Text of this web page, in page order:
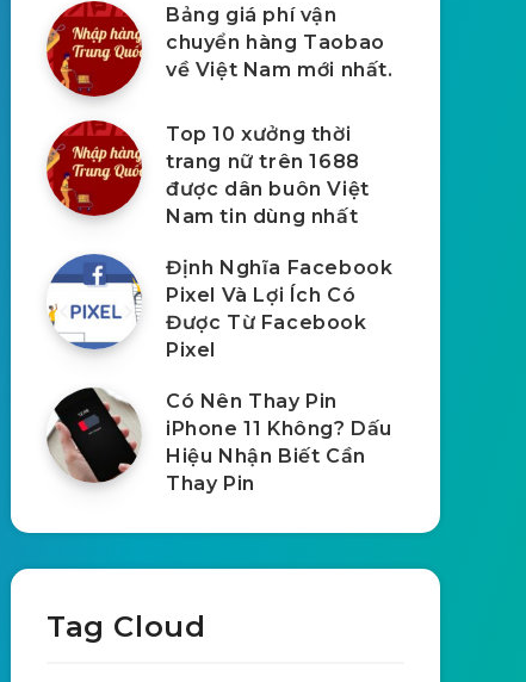
Bảng giá phí vận
chuyển hàng Taobao
về Việt Nam mới nhất.
Top 10 xưởng thời
trang nữ trên 1688
được dân buôn Việt
Nam tin dùng nhất
Định Nghĩa Facebook
Pixel Và Lợi Ích Có
Được Từ Facebook
Pixel
Có Nên Thay Pin
iPhone 11 Không? Dấu
Hiệu Nhận Biết Cần
Thay Pin
Tag Cloud